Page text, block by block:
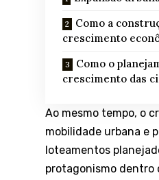
Como a
crescimento
Como o
crescimento das
Ao mesmo tempo, o
mobilidade urbana e
loteamentos
protagonismo dentro